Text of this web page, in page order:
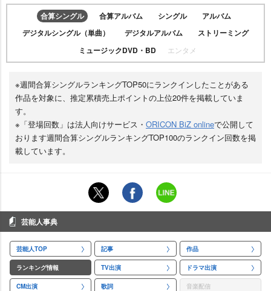
合算シングル 合算アルバム シングル
アルバム
デジタルシングル（単曲）
デジタルアルバム
ストリーミング
ミュージックDVD・BD
エンタメ
※週間合算シングルランキングTOP50にランクインしたことがある
作品を対象に、推定累積売上ポイントの上位20件を掲載していま
す。
※「登場回数」は法人向けサービス・ ORICON BiZ onlineで公開して
おります週間合算シングルランキングTOP100のランクイン回数を掲
載しています。
芸能人事典
芸能人TOP 記事 作品
ランキング情報 TV出演 ドラマ出演
CM出演 歌詞 音楽配信